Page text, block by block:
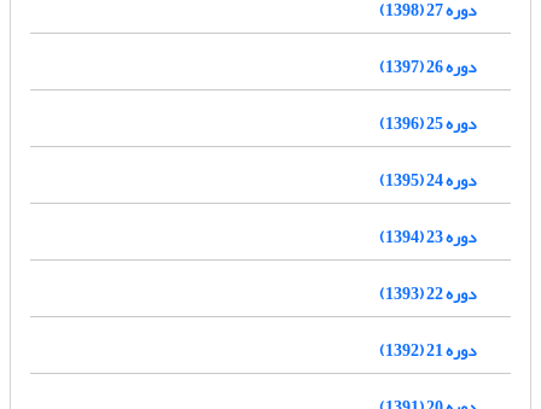
دوره 27 (1398)
دوره 26 (1397)
دوره 25 (1396)
دوره 24 (1395)
دوره 23 (1394)
دوره 22 (1393)
دوره 21 (1392)